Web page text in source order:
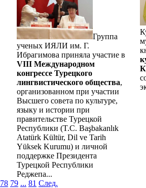
Группа
ученых ИЯЛИ им. Г.
Ибрагимова приняла участие в
VIII Международном
конгрессе Турецкого
лингвистического общества,
организованном при участии
Высшего совета по культуре,
языку и истории при
правительстве Турецкой
Республики (T.C. Başbakanlık
Atatürk Kültür, Dil ve Tarih
Yüksek Kurumu) и личной
поддержке Президента
Турецкой Республики
Реджепа...
78 79 ... 81 След.